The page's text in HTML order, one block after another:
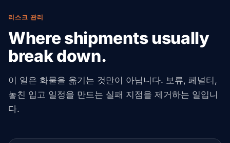
리스크 관리
Where shipments usually
break down.
이 일은 화물을 옮기는 것만이 아닙니다. 보류, 페널티,
놓친 입고 일정을 만드는 실패 지점을 제거하는 일입니
다.